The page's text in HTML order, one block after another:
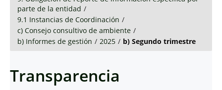
parte de la entidad /
9.1 Instancias de Coordinación /
c) Consejo consultivo de ambiente /
b) Informes de gestión / 2025 / b) Segundo trimestre
Transparencia